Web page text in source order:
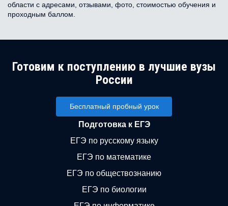
области с адресами, отзывами, фото, стоимостью обучения и
проходным баллом.
Готовим к поступлению в лучшие вузы
России
Бесплатный пробный урок
Подготовка к ЕГЭ
ЕГЭ по русскому языку
ЕГЭ по математике
ЕГЭ по обществознанию
ЕГЭ по биологии